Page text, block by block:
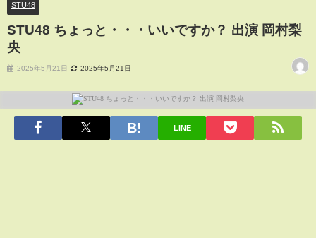
STU48
STU48 ちょっと・・・いいですか？ 出演 岡村梨
央
2025年5月21日 2025年5月21日
LINE